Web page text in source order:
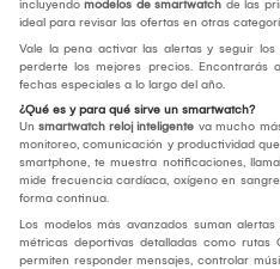
incluyendo modelos de smartwatch de las
ideal para revisar las ofertas en otras
Vale la pena activar las alertas y seguir
perderte los mejores precios. Encontrarás
fechas especiales a lo largo del año.
¿Qué es y para qué sirve un smartwatch?
Un smartwatch reloj inteligente va mucho
monitoreo, comunicación y productividad
smartphone, te muestra notificaciones,
mide frecuencia cardíaca, oxígeno en
forma continua.
Los modelos más avanzados suman
métricas deportivas detalladas como
permiten responder mensajes, controlar